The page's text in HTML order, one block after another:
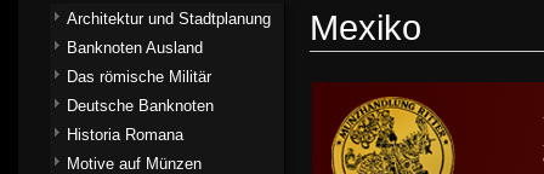
Mexiko
Architektur und Stadtplanung
Banknoten Ausland
Das römische Militär
Deutsche Banknoten
Historia Romana
Motive auf Münzen